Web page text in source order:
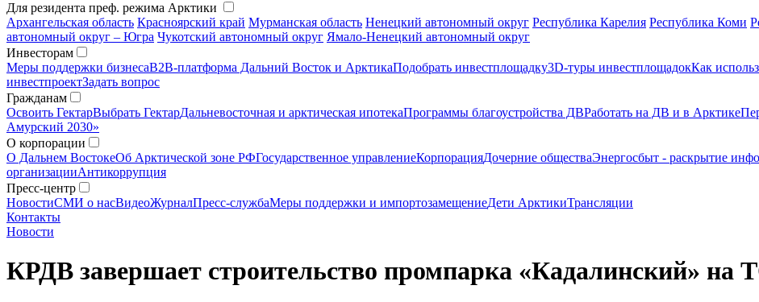
Для резидента преф. режима Арктики
Архангельская область Красноярский край Мурманская область Ненецкий автономный округ Республика Карелия Республика Коми
автономный округ – Югра Чукотский автономный округ Ямало-Ненецкий автономный округ
Инвесторам
Меры поддержки бизнесаB2B-платформа Дальний Восток и АрктикаПодобрать инвестплощадку3D-туры инвестплощадокКак
инвестпроектЗадать вопрос
Гражданам
Освоить ГектарВыбрать ГектарДальневосточная и арктическая ипотекаПрограммы благоустройства ДВРаботать на ДВ и в Арктике
Амурский 2030»
О корпорации
О Дальнем ВостокеОб Арктической зоне РФГосударственное управлениеКорпорацияДочерние обществаЭнергосбыт - раскрытие
организацииАнтикоррупция
Пресс-центр
НовостиСМИ о насВидеоЖурналПресс-службаМеры поддержки и импортозамещениеДети АрктикиТрансляции
Контакты
Новости
КРДВ завершает строительство промпарка «Кадалинский» на